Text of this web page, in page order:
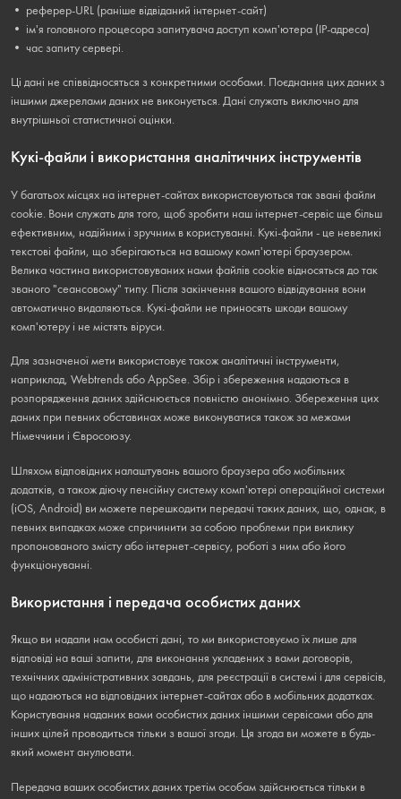
• реферер-URL (раніше відвіданий інтернет-сайт)
• ім'я головного процесора запитувача доступ комп'ютера (IP-адреса)
• час запиту сервері.
Ці дані не співвідносяться з конкретними особами. Поєднання цих даних з
іншими джерелами даних не виконується. Дані служать виключно для
внутрішньої статистичної оцінки.
Кукі-файли і використання аналітичних інструментів
У багатьох місцях на інтернет-сайтах використовуються так звані файли
cookie. Вони служать для того, щоб зробити наш інтернет-сервіс ще більш
ефективним, надійним і зручним в користуванні. Кукі-файли - це невеликі
текстові файли, що зберігаються на вашому комп'ютері браузером.
Велика частина використовуваних нами файлів cookie відносяться до так
званого "сеансовому" типу. Після закінчення вашого відвідування вони
автоматично видаляються. Кукі-файли не приносять шкоди вашому
комп'ютеру і не містять віруси.
Для зазначеної мети використовує також аналітичні інструменти,
наприклад, Webtrends або AppSee. Збір і збереження надаються в
розпорядження даних здійснюється повністю анонімно. Збереження цих
даних при певних обставинах може виконуватися також за межами
Німеччини і Євросоюзу.
Шляхом відповідних налаштувань вашого браузера або мобільних
додатків, а також діючу пенсійну систему комп'ютері операційної системи
(iOS, Android) ви можете перешкодити передачі таких даних, що, однак, в
певних випадках може спричинити за собою проблеми при виклику
пропонованого змісту або інтернет-сервісу, роботі з ним або його
функціонуванні.
Використання і передача особистих даних
Якщо ви надали нам особисті дані, то ми використовуємо їх лише для
відповіді на ваші запити, для виконання укладених з вами договорів,
технічних адміністративних завдань, для реєстрації в системі і для сервісів,
що надаються на відповідних інтернет-сайтах або в мобільних додатках.
Користування наданих вами особистих даних іншими сервісами або для
інших цілей проводиться тільки з вашої згоди. Ця згода ви можете в будь-
який момент анулювати.
Передача ваших особистих даних третім особам здійснюється тільки в